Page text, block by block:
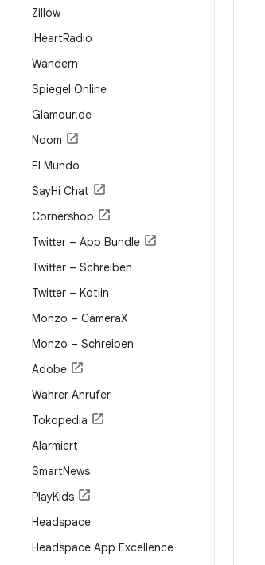
Zillow
iHeartRadio
Wandern
Spiegel Online
Glamour.de
Noom
El Mundo
SayHi Chat
Cornershop
Twitter – App Bundle
Twitter – Schreiben
Twitter – Kotlin
Monzo – CameraX
Monzo – Schreiben
Adobe
Wahrer Anrufer
Tokopedia
Alarmiert
SmartNews
PlayKids
Headspace
Headspace App Excellence